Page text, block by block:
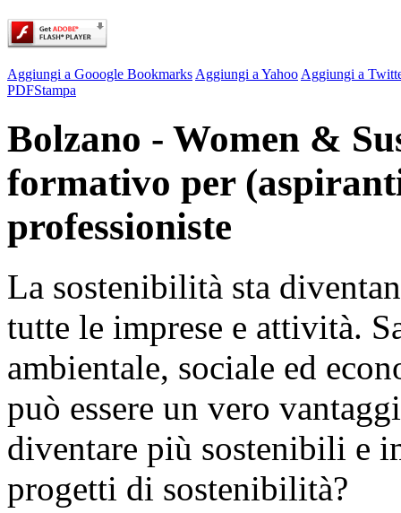
Aggiungi a Gooogle Bookmarks Aggiungi a Yahoo Aggiungi a
PDFStampa
Bolzano - Women &
formativo per
professioniste
La sostenibilità sta
tutte le imprese e attività.
ambientale, sociale ed
può essere un vero
diventare più sostenibili e
progetti di sostenibilità?